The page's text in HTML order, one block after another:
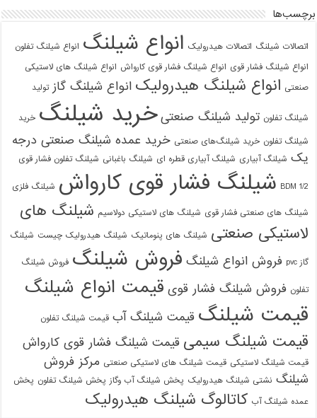
برچسب‌ها
اتصالات شیلنگ اتصالات هیدرولیک انواع شیلنگ انواع شیلنگ تفلون
انواع شیلنگ فشار قوی انواع شیلنگ فشار قوی کارواش انواع شیلنگ های لاستیکی
صنعتی انواع شیلنگ هیدرولیک انواع شیلنگ گاز تولید
شیلنگ تفلون تولید شیلنگ صنعتی خرید شیلنگ خرید
شیلنگ تفلون خرید شیلنگ‌های صنعتی خرید عمده شیلنگ صنعتی درجه
یک شیلنگ آبیاری شیلنگ آبیاری قطره ای شیلنگ باغبانی شیلنگ تفلون فشار قوی
1/2 BDM شیلنگ فشار قوی کارواش شیلنگ فلزی
شیلنگ های صنعتی فشار قوی شیلنگ های لاستیکی دولاسیم شیلنگ های
لاستیکی صنعتی شیلنگ های پنوماتیک شیلنگ هیدرولیک چیست شیلنگ
گاز pvc فروش انواع شیلنگ فروش شیلنگ فروش شیلنگ
تفلون فروش شیلنگ فشار قوی قیمت انواع شیلنگ
قیمت شیلنگ قیمت شیلنگ آب قیمت شیلنگ تفلون
قیمت شیلنگ سیمی قیمت شیلنگ فشار قوی کارواش
قیمت شیلنگ لاستیکی قیمت شیلنگ های لاستیکی صنعتی مرکز فروش
شیلنگ نشتی شیلنگ هیدرولیک پخش شیلنگ آب وگاز پخش شیلنگ تفلون پخش
عمده شیلنگ آب کاتالوگ شیلنگ هیدرولیک